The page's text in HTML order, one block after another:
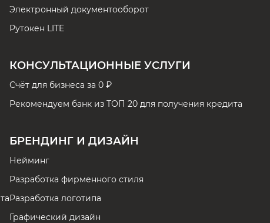
Электронный документооборот
Рутокен LITE
КОНСУЛЬТАЦИОННЫЕ УСЛУГИ
Счёт для бизнеса за 0 ₽
Рекомендуем банк из ТОП 20 для получения кредита
БРЕНДИНГ И ДИЗАЙН
Нейминг
Разработка фирменного стиля
Разработка логотипа
Графический дизайн